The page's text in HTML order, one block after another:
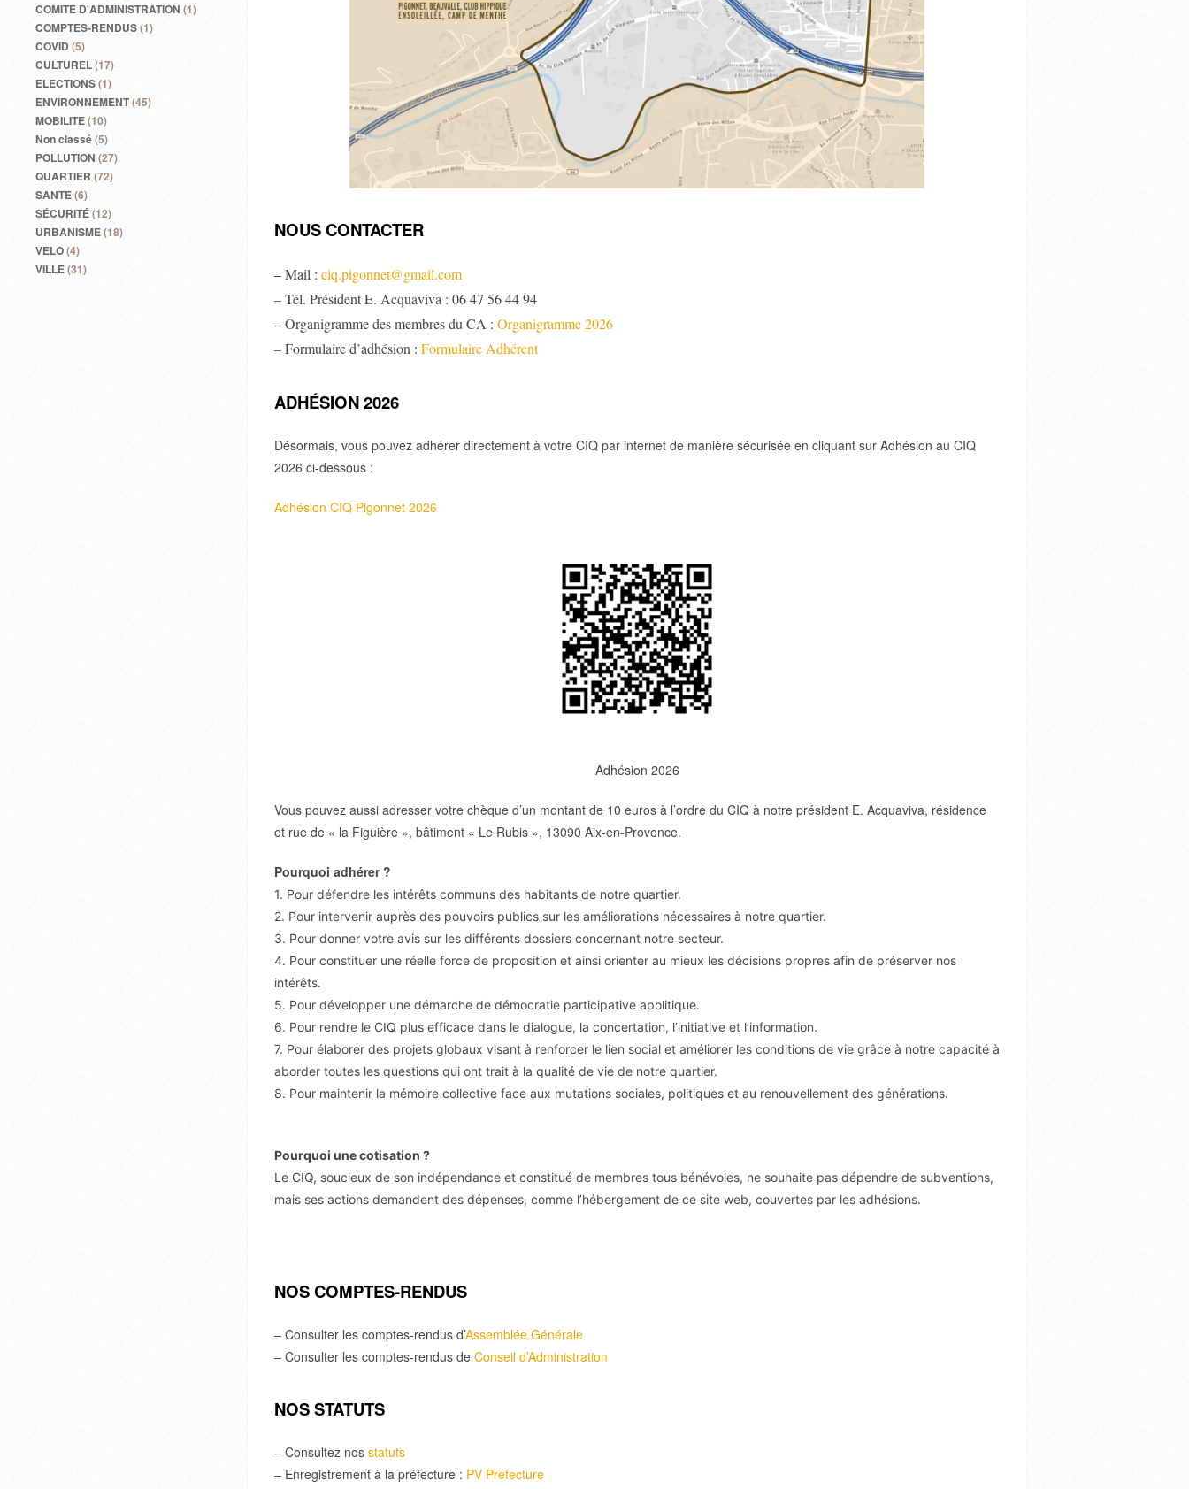
COMITÉ D'ADMINISTRATION (1)
COMPTES-RENDUS(1)
COVID (5)
CULTUREL(17)
ELECTIONS(1)
ENVIRONNEMENT(45)
MOBILITE(10)
Non classé(5)
POLLUTION (27)
QUARTIER (72)
SANTE(6)
SÉCURITÉ(12)
URBANISME(18)
VELO(4)
VILLE(31)
NOUS CONTACTER
– Mail : ciq.pigonnet@gmail.com
– Tél. Président E. Acquaviva : 06 47 56 44 94
– Organigramme des membres du CA : Organigramme 2026
– Formulaire d’adhésion : Formulaire Adhérent
ADHÉSION 2026
Désormais, vous pouvez adhérer directement à votre CIQ par internet de manière sécurisée en cliquant sur Adhésion au CIQ
2026 ci-dessous :
Adhésion CIQ Pigonnet 2026
Adhésion 2026
Vous pouvez aussi adresser votre chèque d’un montant de 10 euros à l’ordre du CIQ à notre président E. Acquaviva, résidence
et rue de « la Figuière », bâtiment « Le Rubis », 13090 Aix-en-Provence.
Pourquoi adhérer ?
1. Pour défendre les intérêts communs des habitants de notre quartier.
2. Pour intervenir auprès des pouvoirs publics sur les améliorations nécessaires à notre quartier.
3. Pour donner votre avis sur les différents dossiers concernant notre secteur.
4. Pour constituer une réelle force de proposition et ainsi orienter au mieux les décisions propres afin de préserver nos
intérêts.
5. Pour développer une démarche de démocratie participative apolitique.
6. Pour rendre le CIQ plus efficace dans le dialogue, la concertation, l’initiative et l’information.
7. Pour élaborer des projets globaux visant à renforcer le lien social et améliorer les conditions de vie grâce à notre capacité à
aborder toutes les questions qui ont trait à la qualité de vie de notre quartier.
8. Pour maintenir la mémoire collective face aux mutations sociales, politiques et au renouvellement des générations.
Pourquoi une cotisation ?
Le CIQ, soucieux de son indépendance et constitué de membres tous bénévoles, ne souhaite pas dépendre de subventions,
mais ses actions demandent des dépenses, comme l’hébergement de ce site web, couvertes par les adhésions.
NOS COMPTES-RENDUS
– Consulter les comptes-rendus d’Assemblée Générale
– Consulter les comptes-rendus de Conseil d’Administration
NOS STATUTS
– Consultez nos statuts
– Enregistrement à la préfecture : PV Préfecture